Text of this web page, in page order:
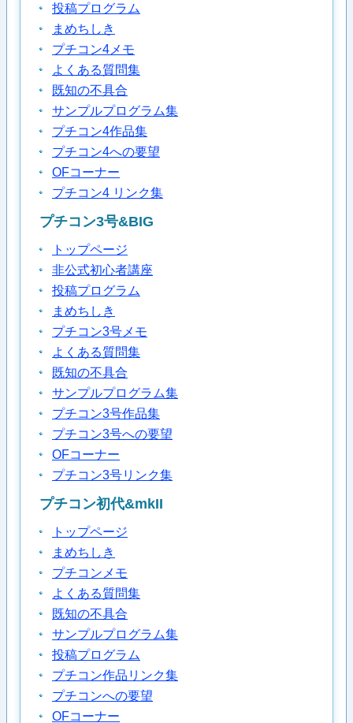
投稿プログラム
まめちしき
プチコン4メモ
よくある質問集
既知の不具合
サンプルプログラム集
プチコン4作品集
プチコン4への要望
OFコーナー
プチコン4 リンク集
プチコン3号&BIG
トップページ
非公式初心者講座
投稿プログラム
まめちしき
プチコン3号メモ
よくある質問集
既知の不具合
サンプルプログラム集
プチコン3号作品集
プチコン3号への要望
OFコーナー
プチコン3号リンク集
プチコン初代&mkII
トップページ
まめちしき
プチコンメモ
よくある質問集
既知の不具合
サンプルプログラム集
投稿プログラム
プチコン作品リンク集
プチコンへの要望
OFコーナー